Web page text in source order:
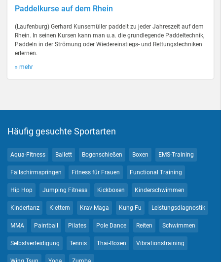
Paddelkurse auf dem Rhein
(Laufenburg) Gerhard Kunsemüller paddelt zu jeder Jahreszeit auf dem
Rhein. In seinen Kursen kann man u.a. die grundlegende Paddeltechnik,
Paddeln in der Strömung oder Wiedereinstiegs- und Rettungstechniken
erlernen.
» mehr
Häufig gesuchte Sportarten
Aqua-Fitness Ballett Bogenschießen Boxen EMS-Training
Fallschirmspringen Fitness für Frauen Functional Training
Hip Hop Jumping Fitness Kickboxen Kinderschwimmen
Kindertanz Klettern Krav Maga Kung Fu Leistungsdiagnostik
MMA Paintball Pilates Pole Dance Reiten Schwimmen
Selbstverteidigung Tennis Thai-Boxen Vibrationstraining